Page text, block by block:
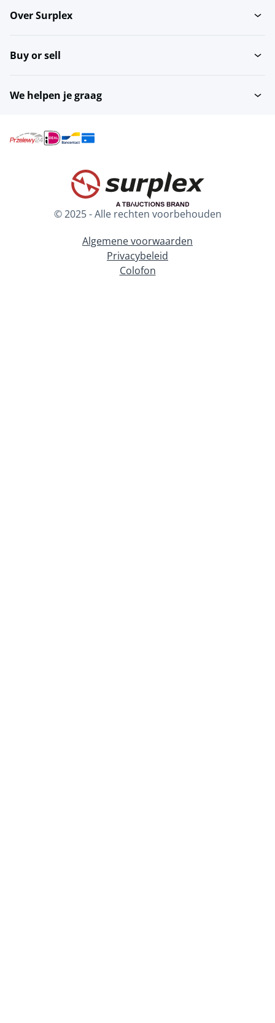
Over Surplex
Buy or sell
We helpen je graag
© 2025 - Alle rechten voorbehouden
Algemene voorwaarden
Privacybeleid
Colofon